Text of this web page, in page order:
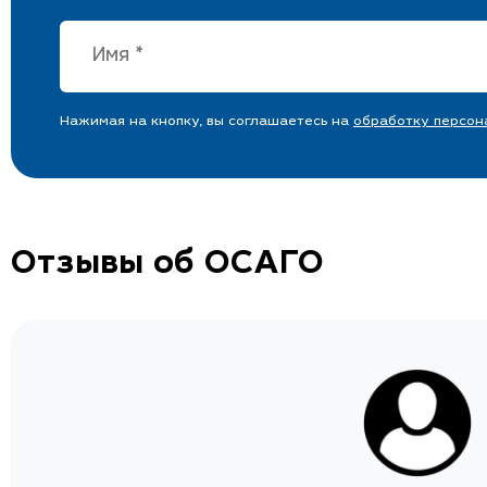
Нажимая на кнопку, вы соглашаетесь на обработку
Отзывы об ОСАГО